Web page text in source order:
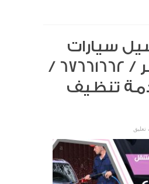
سيارات
متنقل البر / 67661662 /
تنظيف